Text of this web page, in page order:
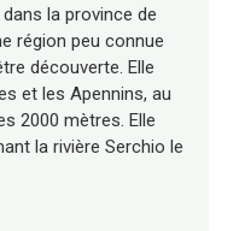
la province de
région peu connue
découverte. Elle
et les Apennins, au
2000 mètres. Elle
la rivière Serchio le